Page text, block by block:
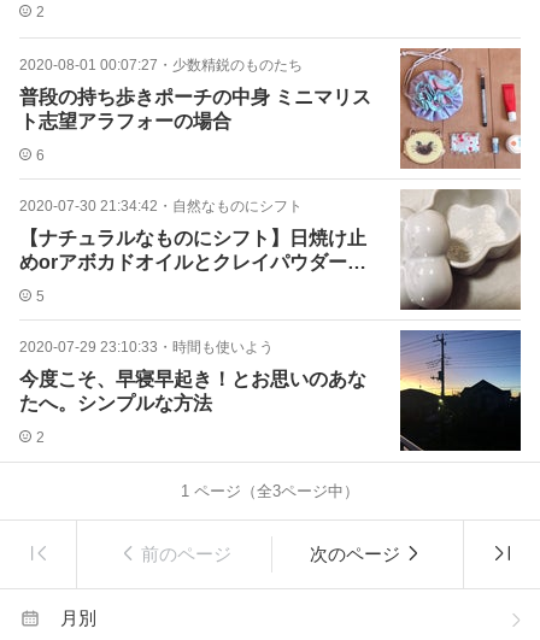
2
2020-08-01 00:07:27 ・ 少数精鋭のものたち
普段の持ち歩きポーチの中身 ミニマリス
ト志望アラフォーの場合
6
2020-07-30 21:34:42 ・ 自然なものにシフト
【ナチュラルなものにシフト】日焼け止
めorアボカドオイルとクレイパウダーで
ベースメイク
5
2020-07-29 23:10:33 ・ 時間も使いよう
今度こそ、早寝早起き！とお思いのあな
たへ。シンプルな方法
2
1 ページ（全3ページ中）
前のページ 次のページ
月別